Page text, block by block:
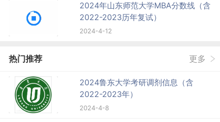
2024年山东师范大学MBA分数线（含
2022-2023历年复试）
2024-4-12
热门推荐 更多
2024鲁东大学考研调剂信息（含
2022-2023年）
2024-4-8